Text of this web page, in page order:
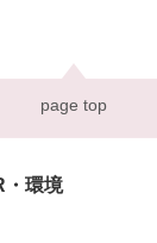
page top
・環境